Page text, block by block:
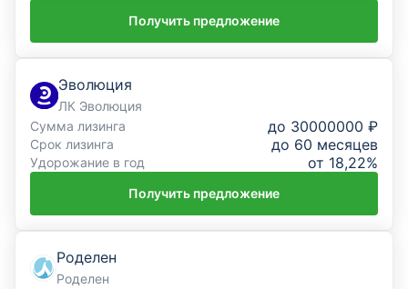
Получить предложение
Эволюция
ЛК Эволюция
Сумма лизинга
до 30000000 ₽
Срок лизинга до 60 месяцев
Удорожание в год от 18,22%
Получить предложение
Роделен
Роделен